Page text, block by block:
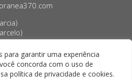
para garantir uma experiência
concorda com o uso de
política de privacidade e cookies.
14h às 18h